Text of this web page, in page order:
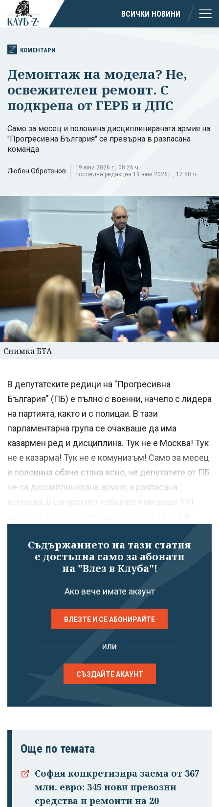
ВСИЧКИ НОВИНИ
КОМЕНТАРИ
Демонтаж на модела? Не,
освежителен ремонт. С
подкрепа от ГЕРБ и ДПС
Само за месец и половина дисциплинираната армия на
"Прогресивна България" се превърна в разпасана
команда
Любен Обретенов
19 юни 2026 г., 08:26 ч.
последна редакция 19 юни 2026 г., 17:50 ч.
Снимка БТА
В депутатските редици на "Прогресивна
България" (ПБ) е пълно с военни, начело с лидера
на партията, както и с полицаи. В тази
парламентарна група се очакваше да има
казармен ред и дисциплина. Тук не е Москва! Тук
не е казарма! Тук не е комунизъм! Само за месец
и половина обаче стана ясно, че депутатите от ПБ
не са дисциплинирана армия, а разпасана
команда. Българският избирател им даде 131
Съдържанието на тази статия
е достъпна само за абонати
на "Влез в Клуба"!
Ако вече имате акаунт
ВЛЕЗТЕ И СЕ АБОНИРАЙТЕ
или
СЪЗДАЙТЕ АКАУНТ
Още по темата
София конкретизира заема от 367
млн. евро: 345 нови превозни
средства и ремонти на 20